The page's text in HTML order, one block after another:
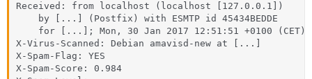
Received: from localhost (localhost [127.0.0.1])
    by [...] (Postfix) with ESMTP id 45434BEDDE
    for [...]; Mon, 30 Jan 2017 12:51:51 +0100 (CET)
X-Virus-Scanned: Debian amavisd-new at [...]
X-Spam-Flag: YES
X-Spam-Score: 0.984